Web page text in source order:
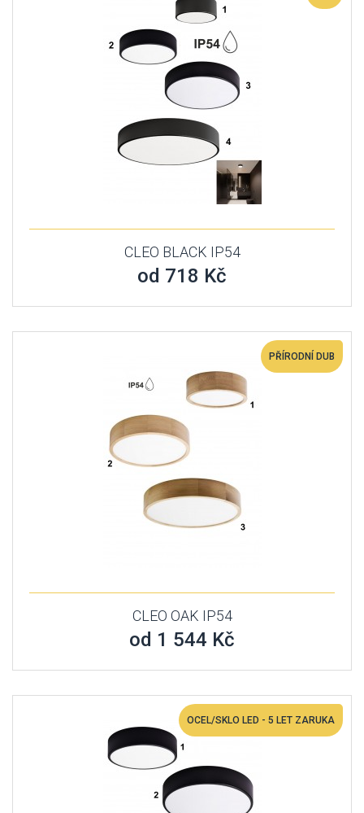
CLEO BLACK IP54
od 718 Kč
PŘÍRODNÍ DUB
CLEO OAK IP54
od 1 544 Kč
OCEL/SKLO LED - 5 LET ZARUKA